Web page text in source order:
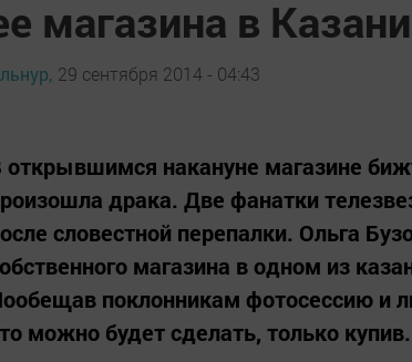
магазина в Казани
29 сентября 2014 - 04:43
открывшимся накануне магазине
драка. Две фанатки
словестной перепалки. Ольга
магазина в одном из
поклонникам фотосессию и
можно будет сделать, только